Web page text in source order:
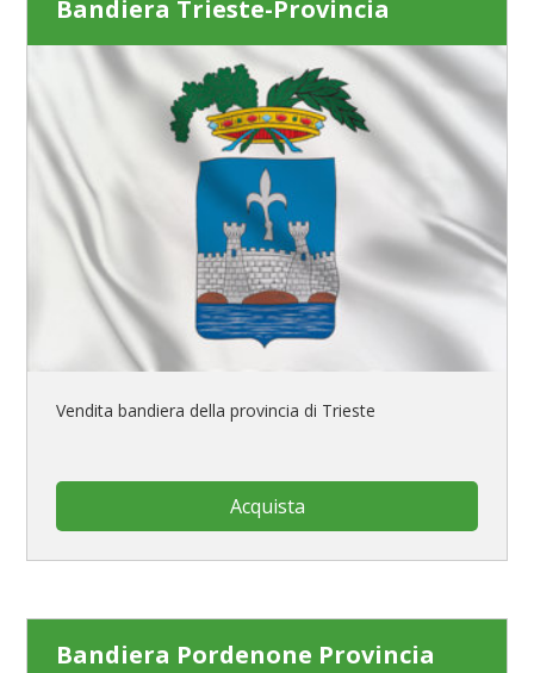
Bandiera Trieste-Provincia
Vendita bandiera della provincia di Trieste
Acquista
Bandiera Pordenone Provincia